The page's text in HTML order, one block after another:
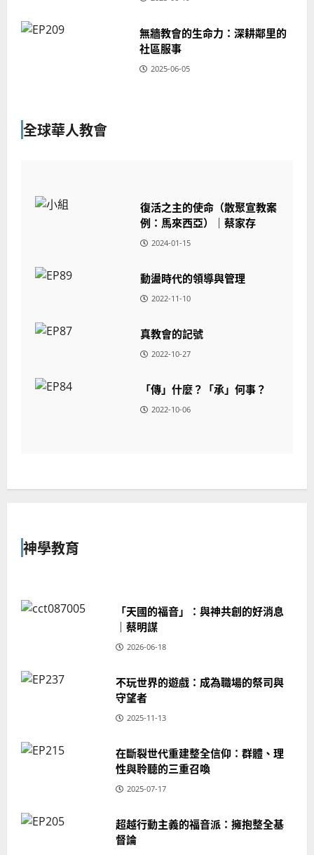
無牆教會的生命力：深耕鄰里的
社區服事
2025-06-05
全球華人教會
復活之主的使命（散聚宣教案
例：馬來西亞）｜蔡家存
2024-01-15
動盪時代的領導與管理
2022-11-10
真教會的記號
2022-10-27
「傳」什麼？「承」何事？
2022-10-06
神學教育
「天國的福音」：與神共創的好消息
｜蔡明謀
2026-06-18
不玩世界的遊戲：成為職場的祭司與
守望者
2025-11-13
在斷裂世代重建整全信仰：群體、理
性與聆聽的三重召喚
2025-07-17
超越行動主義的福音派：擁抱整全基
督論